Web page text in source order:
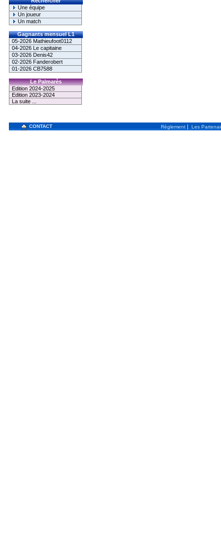
Une équipe
Un joueur
Un match
Gagnants mensuel L1
05-2026 Mathieufoot0112
04-2026 Le capitaine
03-2026 Denis42
02-2026 Fanderobert
01-2026 CB7588
Le Palmarès
Edition 2024-2025
Edition 2023-2024
La suite ...
CONTACT Règlement | Les